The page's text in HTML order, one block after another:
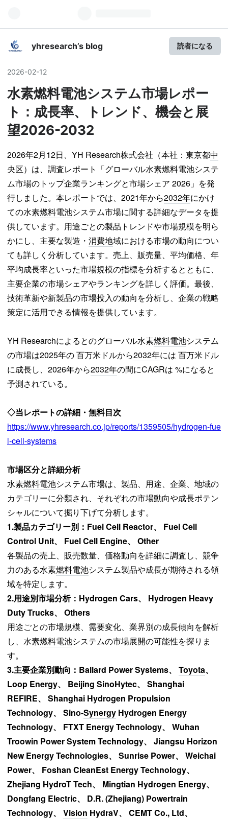
yhresearch’s blog 読者になる
2026-02-12
水素燃料電池システム市場レポー
ト：成長率、トレンド、機会と展
望2026-2032
2026年2月12日、YH Research株式会社（本社：東京都中
央区）は、調査レポート「グローバル水素燃料電池システ
ム市場のトップ企業ランキングと市場シェア 2026」を発
行しました。本レポートでは、2021年から2032年にかけ
ての水素燃料電池システム市場に関する詳細なデータを提
供しています。用途ごとの製品トレンドや市場規模を明ら
かにし、主要な製造・ 消費地域における市場の動向につい
ても詳しく分析しています。売上、販売量、平均価格、年
平均成長率といった市場規模の指標を分析するとともに、
主要企業の市場シェアやランキングを詳しく評価。最後、
技術革新や新製品の市場投入の動向を分析し、企業の戦略
策定に活用できる情報を提供しています。
YH Researchによるとのグローバル水素燃料電池システム
の市場は2025年の 百万米ドルから2032年には 百万米ドル
に成長し、2026年から2032年の間にCAGRは %になると
予測されている。
◇当レポートの詳細・無料目次
https://www.yhresearch.co.jp/reports/1359505/hydrogen-fue
l-cell-systems
市場区分と詳細分析
水素燃料電池システム市場は、製品、用途、企業、地域の
カテゴリーに分類され、それぞれの市場動向や成長ポテン
シャルについて掘り下げて分析します。
1.製品カテゴリー別： Fuel Cell Reactor、 Fuel Cell
Control Unit、 Fuel Cell Engine、 Other
各製品の売上、販売数量、価格動向を詳細に調査し、競争
力のある水素燃料電池システム製品や成長が期待される領
域を特定します。
2.用途別市場分析： Hydrogen Cars、 Hydrogen Heavy
Duty Trucks、 Others
用途ごとの市場規模、需要変化、業界別の成長傾向を解析
し、水素燃料電池システムの市場展開の可能性を探りま
す。
3.主要企業別動向： Ballard Power Systems、 Toyota、
Loop Energy、 Beijing SinoHytec、 Shanghai
REFIRE、 Shanghai Hydrogen Propulsion
Technology、 Sino-Synergy Hydrogen Energy
Technology、 FTXT Energy Technology、 Wuhan
Troowin Power System Technology、 Jiangsu Horizon
New Energy Technologies、 Sunrise Power、 Weichai
Power、 Foshan CleanEst Energy Technology、
Zhejiang HydroT Tech、 Mingtian Hydrogen Energy、
Dongfang Electric、 D.R. (Zhejiang) Powertrain
Technology、 Vision HydraV、 CEMT Co., Ltd、